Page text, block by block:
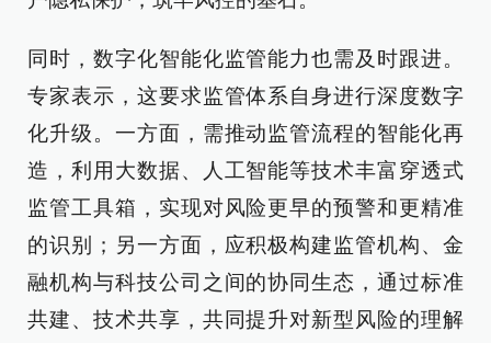
同时，数字化智能化监管能力也需及时跟进。
专家表示，这要求监管体系自身进行深度数字
化升级。一方面，需推动监管流程的智能化再
造，利用大数据、人工智能等技术丰富穿透式
监管工具箱，实现对风险更早的预警和更精准
的识别；另一方面，应积极构建监管机构、金
融机构与科技公司之间的协同生态，通过标准
共建、技术共享，共同提升对新型风险的理解